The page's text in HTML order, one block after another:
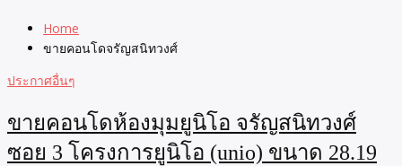
Home
ขายคอนโดจรัญสนิทวงศ์
ประกาศอื่นๆ
ขายคอนโดห้องมุมยูนิโอ จรัญสนิทวงศ์
ซอย 3 โครงการยูนิโอ (unio) ขนาด 28.19